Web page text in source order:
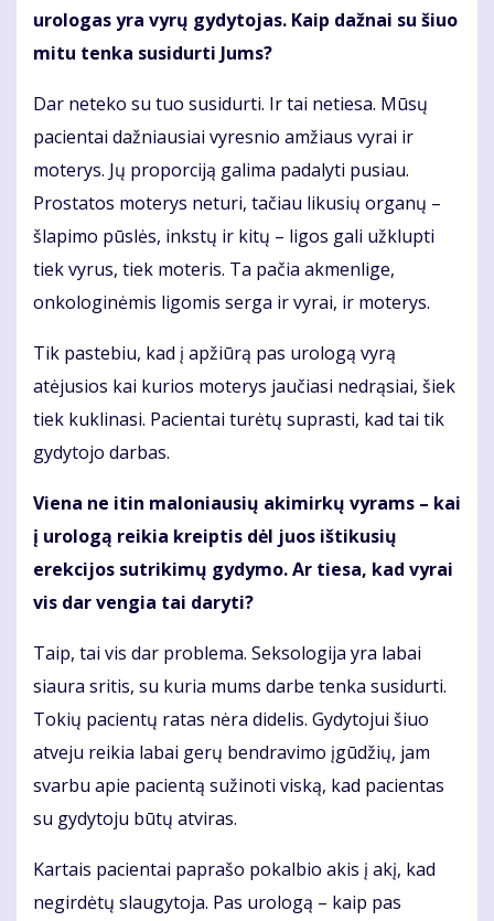
urologas yra vyrų gydytojas. Kaip dažnai su šiuo
mitu tenka susidurti Jums?
Dar neteko su tuo susidurti. Ir tai netiesa. Mūsų
pacientai dažniausiai vyresnio amžiaus vyrai ir
moterys. Jų proporciją galima padalyti pusiau.
Prostatos moterys neturi, tačiau likusių organų –
šlapimo pūslės, inkstų ir kitų – ligos gali užklupti
tiek vyrus, tiek moteris. Ta pačia akmenlige,
onkologinėmis ligomis serga ir vyrai, ir moterys.
Tik pastebiu, kad į apžiūrą pas urologą vyrą
atėjusios kai kurios moterys jaučiasi nedrąsiai, šiek
tiek kuklinasi. Pacientai turėtų suprasti, kad tai tik
gydytojo darbas.
Viena ne itin maloniausių akimirkų vyrams – kai
į urologą reikia kreiptis dėl juos ištikusių
erekcijos sutrikimų gydymo. Ar tiesa, kad vyrai
vis dar vengia tai daryti?
Taip, tai vis dar problema. Seksologija yra labai
siaura sritis, su kuria mums darbe tenka susidurti.
Tokių pacientų ratas nėra didelis. Gydytojui šiuo
atveju reikia labai gerų bendravimo įgūdžių, jam
svarbu apie pacientą sužinoti viską, kad pacientas
su gydytoju būtų atviras.
Kartais pacientai paprašo pokalbio akis į akį, kad
negirdėtų slaugytoja. Pas urologą – kaip pas